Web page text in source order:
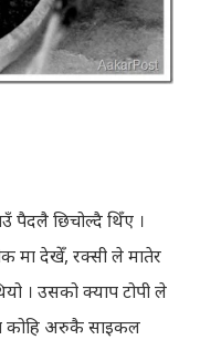
पैदलै छिचोल्दै थिँए ।
मा देखेँ, रक्सी ले मातेर
। उसको क्याप टोपी ले
कोहि अरुकै साइकल